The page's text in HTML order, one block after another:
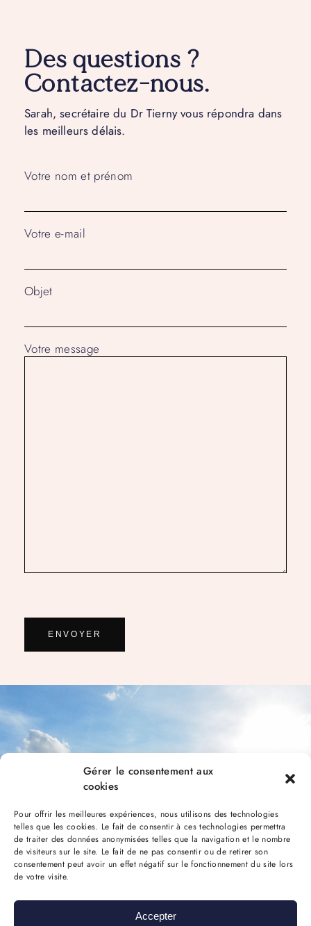
Gérer le consentement aux
cookies
Pour offrir les meilleures expériences, nous utilisons des technologies
telles que les cookies. Le fait de consentir à ces technologies permettra
de traiter des données anonymisées telles que la navigation et le nombre
de visiteurs sur le site. Le fait de ne pas consentir ou de retirer son
consentement peut avoir un effet négatif sur le fonctionnement du site lors
de votre visite.
Accepter
Des questions ?
Contactez-nous.
Sarah, secrétaire du Dr Tierny vous répondra dans
les meilleurs délais.
Votre nom et prénom
Votre e-mail
Objet
Votre message
ENVOYER